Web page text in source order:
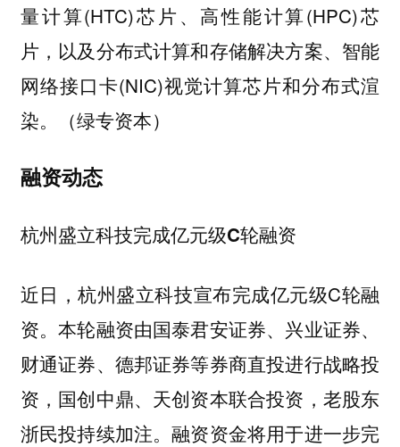
量计算(HTC)芯片、高性能计算(HPC)芯
片，以及分布式计算和存储解决方案、智能
网络接口卡(NIC)视觉计算芯片和分布式渲
染。（绿专资本）
融资动态
杭州盛立科技完成亿元级C轮融资
近日，杭州盛立科技宣布完成亿元级C轮融
资。本轮融资由国泰君安证券、兴业证券、
财通证券、德邦证券等券商直投进行战略投
资，国创中鼎、天创资本联合投资，老股东
浙民投持续加注。融资资金将用于进一步完